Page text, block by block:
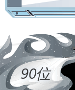
90位